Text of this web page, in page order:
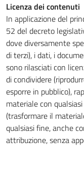
Licenza dei contenuti
In applicazione del
52 del decreto
dove diversamente
di terzi), i dati, i
sono rilasciati con
di condividere
esporre in pubblico),
materiale con
(trasformare il
qualsiasi fine, anche
attribuzione, senza